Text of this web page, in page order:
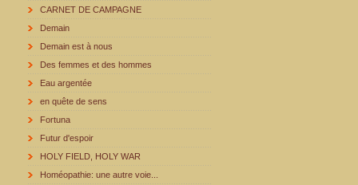
CARNET DE CAMPAGNE
Demain
Demain est à nous
Des femmes et des hommes
Eau argentée
en quête de sens
Fortuna
Futur d'espoir
HOLY FIELD, HOLY WAR
Homéopathie: une autre voie...